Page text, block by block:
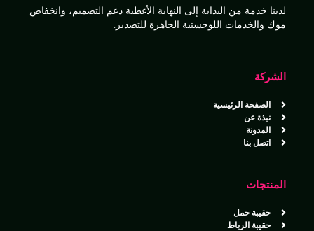
لدينا خدمة من البداية إلى النهاية الأغطية دعم التصميم، وانخفاض
موك والخدمات اللوجستية الجاهزة للتصدير .
الشركة
الصفحة الرئيسية
نبذة عن
المدونة
اتصل بنا
المنتجات
حقيبة حمل
حقيبة الرباط